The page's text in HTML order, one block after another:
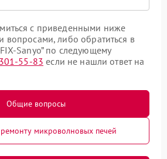
с приведенными ниже
вопросами, либо обратиться в
Sanyo” по следующему
55-83 если не нашли ответ на
Общие вопросы
микроволновых печей